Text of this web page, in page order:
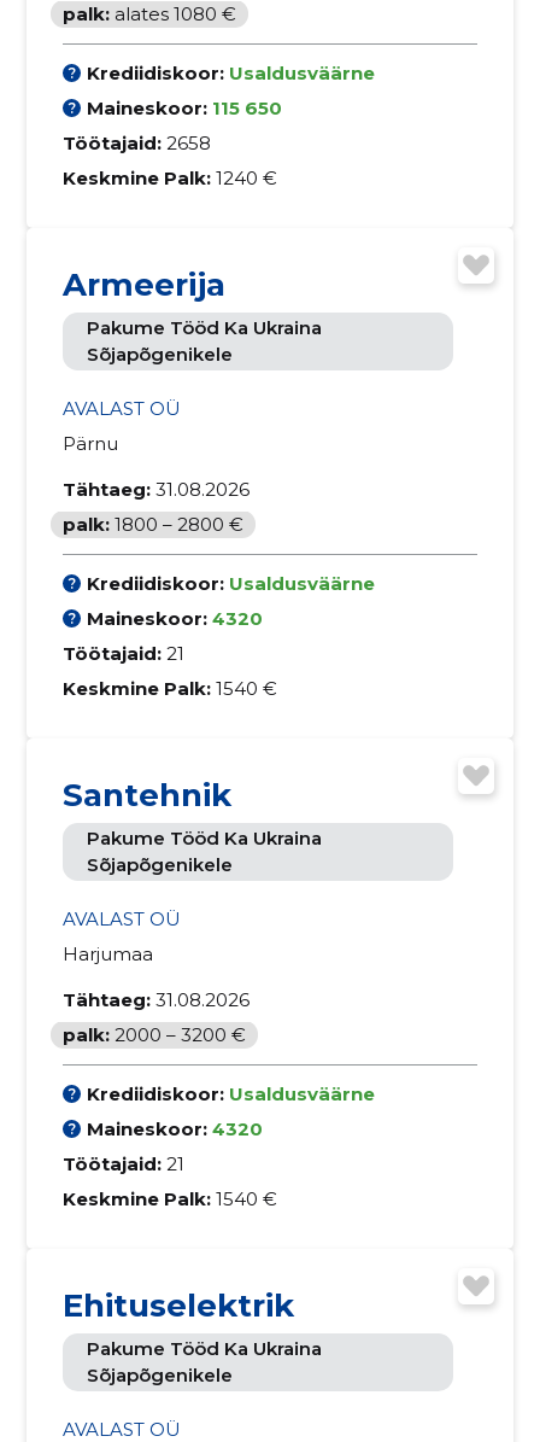
palk: alates 1080 €
Krediidiskoor: Usaldusväärne
Maineskoor: 115 650
Töötajaid: 2658
Keskmine Palk: 1240 €
Armeerija
Pakume Tööd Ka Ukraina
Sõjapõgenikele
AVALAST OÜ
Pärnu
Tähtaeg: 31.08.2026
palk: 1800 – 2800 €
Krediidiskoor: Usaldusväärne
Maineskoor: 4320
Töötajaid: 21
Keskmine Palk: 1540 €
Santehnik
Pakume Tööd Ka Ukraina
Sõjapõgenikele
AVALAST OÜ
Harjumaa
Tähtaeg: 31.08.2026
palk: 2000 – 3200 €
Krediidiskoor: Usaldusväärne
Maineskoor: 4320
Töötajaid: 21
Keskmine Palk: 1540 €
Ehituselektrik
Pakume Tööd Ka Ukraina
Sõjapõgenikele
AVALAST OÜ